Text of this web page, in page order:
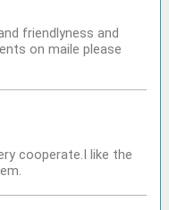
friendlyness and
on maile please
cooperate.I like the